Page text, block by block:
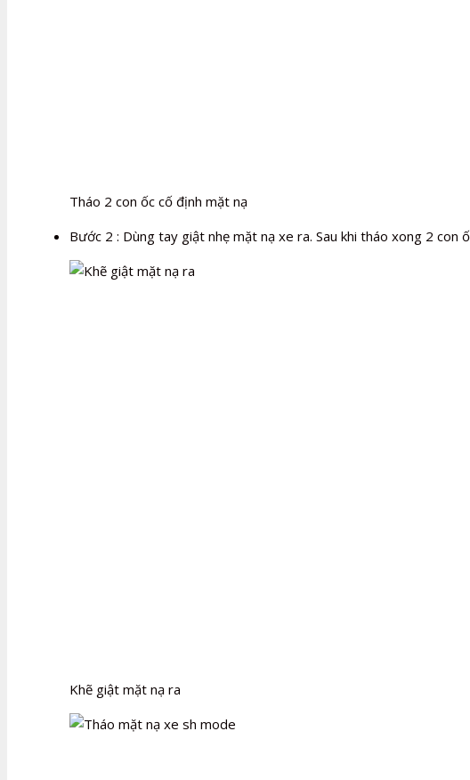
Tháo 2 con ốc cố định mặt nạ
Bước 2 : Dùng tay giật nhẹ mặt nạ xe ra. Sau khi tháo xong 2
Khẽ giật mặt nạ ra